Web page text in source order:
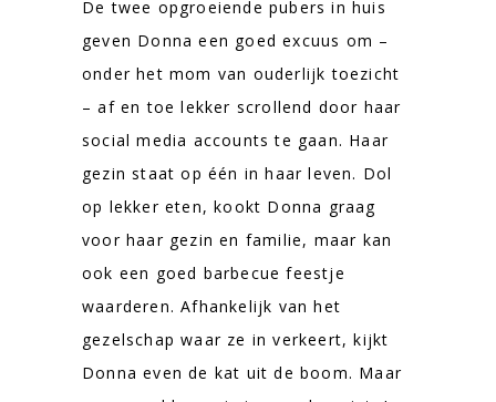
De twee opgroeiende pubers in huis
geven Donna een goed excuus om –
onder het mom van ouderlijk toezicht
– af en toe lekker scrollend door haar
social media accounts te gaan. Haar
gezin staat op één in haar leven. Dol
op lekker eten, kookt Donna graag
voor haar gezin en familie, maar kan
ook een goed barbecue feestje
waarderen. Afhankelijk van het
gezelschap waar ze in verkeert, kijkt
Donna even de kat uit de boom. Maar